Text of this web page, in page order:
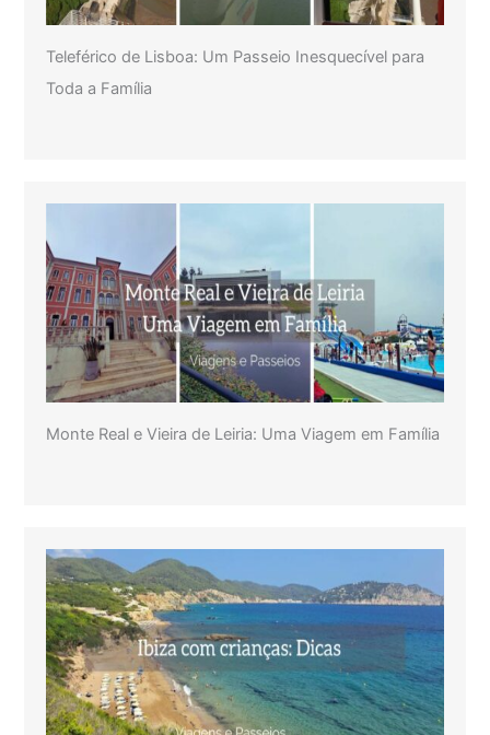
Teleférico de Lisboa: Um Passeio Inesquecível para
Toda a Família
Monte Real e Vieira de Leiria: Uma Viagem em Família